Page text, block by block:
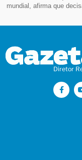
mundial, afirma que
Diretor